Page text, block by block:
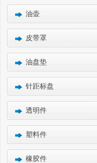
油壶
皮带罩
油盘垫
针距标盘
透明件
塑料件
橡胶件